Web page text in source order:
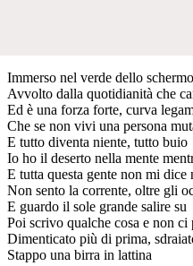
Immerso nel verde dello
Avvolto dalla quotidianità che
Ed è una forza forte, curva
Che se non vivi una persona
E tutto diventa niente, tutto buio
Io ho il deserto nella mente
E tutta questa gente non mi dice
Non sento la corrente, oltre gli
E guardo il sole grande salire su
Poi scrivo qualche cosa e non ci
Dimenticato più di prima,
Stappo una birra in lattina